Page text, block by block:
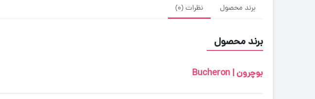
برند محصول نظرات (0)
برند محصول
بوچرون | Bucheron